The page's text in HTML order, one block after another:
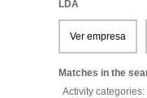
LDA
Ver empresa
Matches in the
Activity categories: